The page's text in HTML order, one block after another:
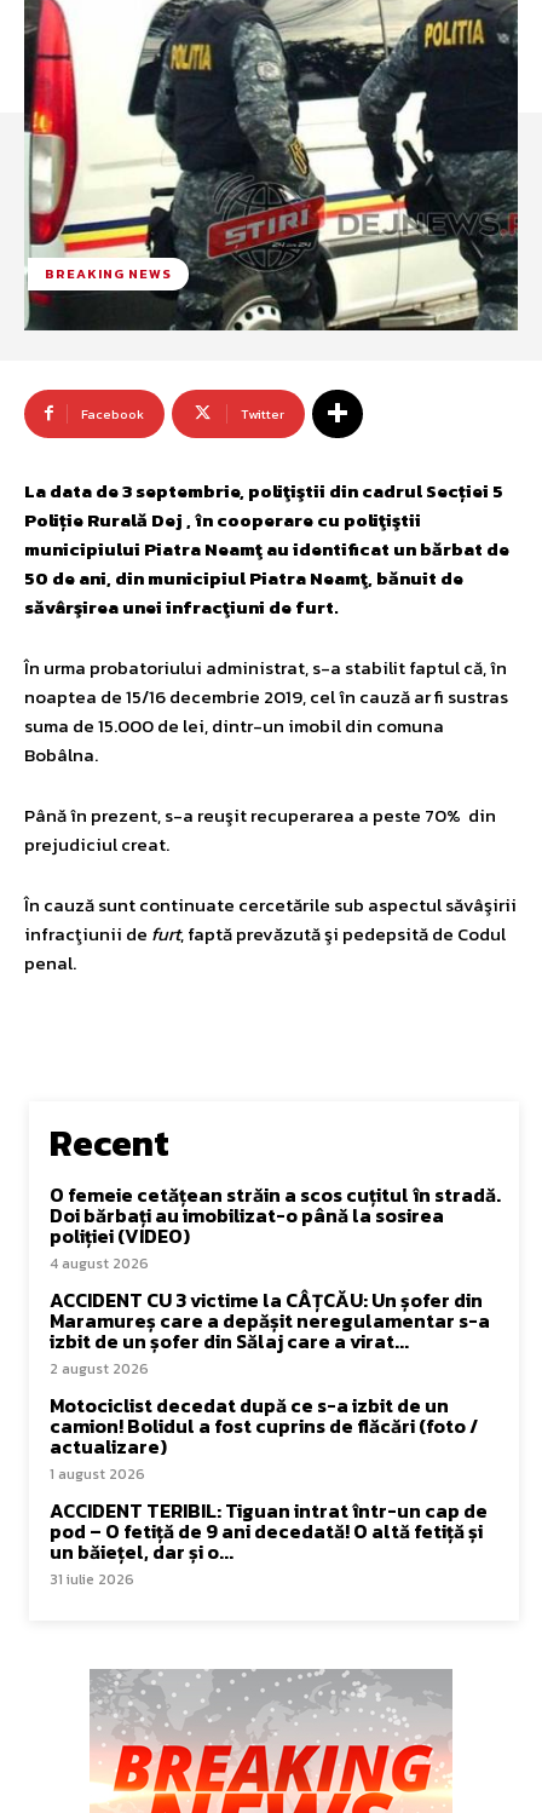
BREAKING NEWS
Facebook Twitter
La data de 3 septembrie, poliţiştii din cadrul Secției 5
Poliție Rurală Dej , în cooperare cu poliţiştii
municipiului Piatra Neamţ au identificat un bărbat de
50 de ani, din municipiul Piatra Neamţ, bănuit de
săvârşirea unei infracţiuni de furt.
În urma probatoriului administrat, s-a stabilit faptul că, în
noaptea de 15/16 decembrie 2019, cel în cauză ar fi sustras
suma de 15.000 de lei, dintr-un imobil din comuna
Bobâlna.
Până în prezent, s-a reuşit recuperarea a peste 70% din
prejudiciul creat.
În cauză sunt continuate cercetările sub aspectul săvâşirii
infracţiunii de furt, faptă prevăzută şi pedepsită de Codul
penal.
Recent
O femeie cetățean străin a scos cuțitul în stradă.
Doi bărbați au imobilizat-o până la sosirea
poliției (VIDEO)
4 august 2026
ACCIDENT CU 3 victime la CÂȚCĂU: Un șofer din
Maramureș care a depășit neregulamentar s-a
izbit de un șofer din Sălaj care a virat...
2 august 2026
Motociclist decedat după ce s-a izbit de un
camion! Bolidul a fost cuprins de flăcări (foto /
actualizare)
1 august 2026
ACCIDENT TERIBIL: Tiguan intrat într-un cap de
pod – O fetiță de 9 ani decedată! O altă fetiță și
un băiețel, dar și o...
31 iulie 2026